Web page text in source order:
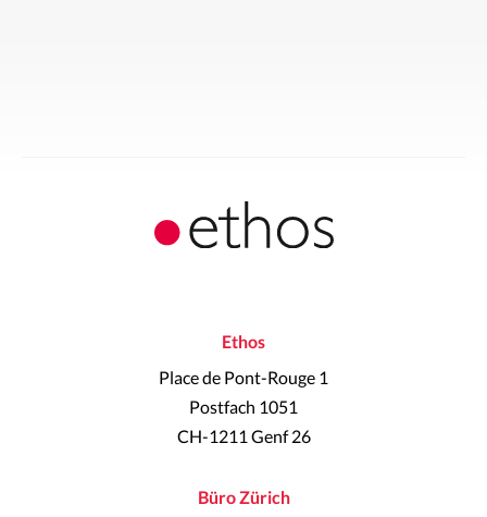
Ethos
Place de Pont-Rouge 1
Postfach 1051
CH-1211 Genf 26
Büro Zürich